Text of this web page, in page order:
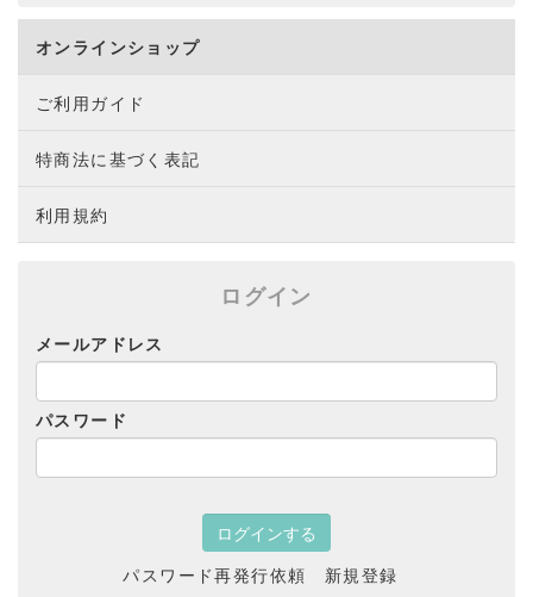
オンラインショップ
ご利用ガイド
特商法に基づく表記
利用規約
ログイン
メールアドレス
パスワード
パスワード再発行依頼 新規登録